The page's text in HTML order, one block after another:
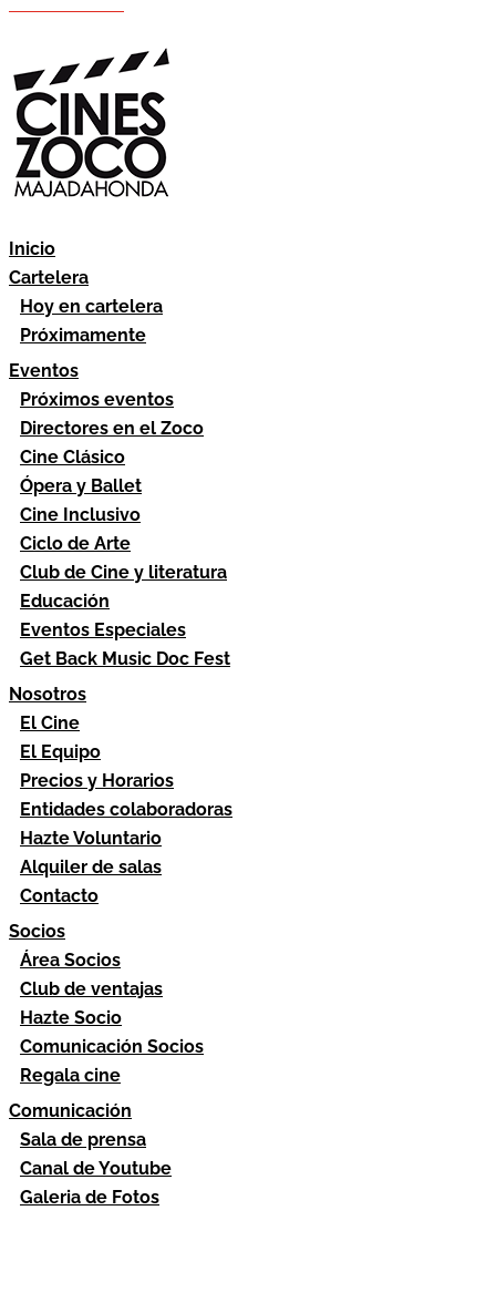
Inicio
Cartelera
Hoy en cartelera
Próximamente
Eventos
Próximos eventos
Directores en el Zoco
Cine Clásico
Ópera y Ballet
Cine Inclusivo
Ciclo de Arte
Club de Cine y literatura
Educación
Eventos Especiales
Get Back Music Doc Fest
Nosotros
El Cine
El Equipo
Precios y Horarios
Entidades colaboradoras
Hazte Voluntario
Alquiler de salas
Contacto
Socios
Área Socios
Club de ventajas
Hazte Socio
Comunicación Socios
Regala cine
Comunicación
Sala de prensa
Canal de Youtube
Galeria de Fotos